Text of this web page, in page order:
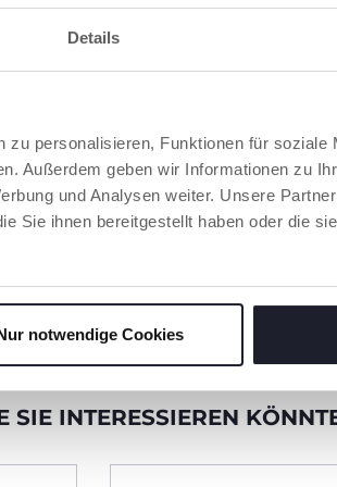
Details
personalisieren, Funktionen für soziale
Außerdem geben wir Informationen zu
und Analysen weiter. Unsere
Sie ihnen bereitgestellt haben oder die
notwendige Cookies
KAUVORGANG
anatomisch-funktionale
Er fördert die
Entwicklung des
indem er die
in die richtige Position
Dadurch wird das
natürliche Stimulation
SIE INTERESSIEREN